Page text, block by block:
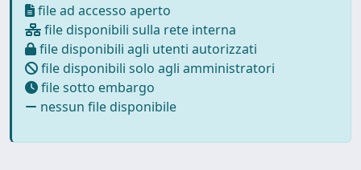
file ad accesso aperto
file disponibili sulla rete interna
file disponibili agli utenti autorizzati
file disponibili solo agli amministratori
file sotto embargo
nessun file disponibile